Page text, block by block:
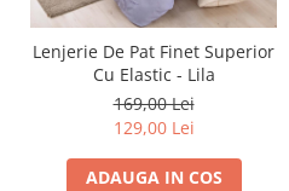
Lenjerie De Pat Finet Superior
Cu Elastic - Lila
169,00 Lei
129,00 Lei
ADAUGA IN COS